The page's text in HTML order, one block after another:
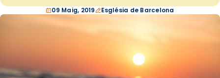
09 Maig, 2019 Església de Barcelona